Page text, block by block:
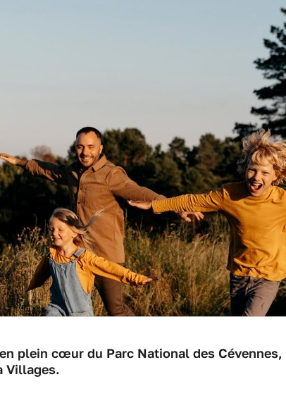
plein cœur du Parc National des Cévennes,
Villages.